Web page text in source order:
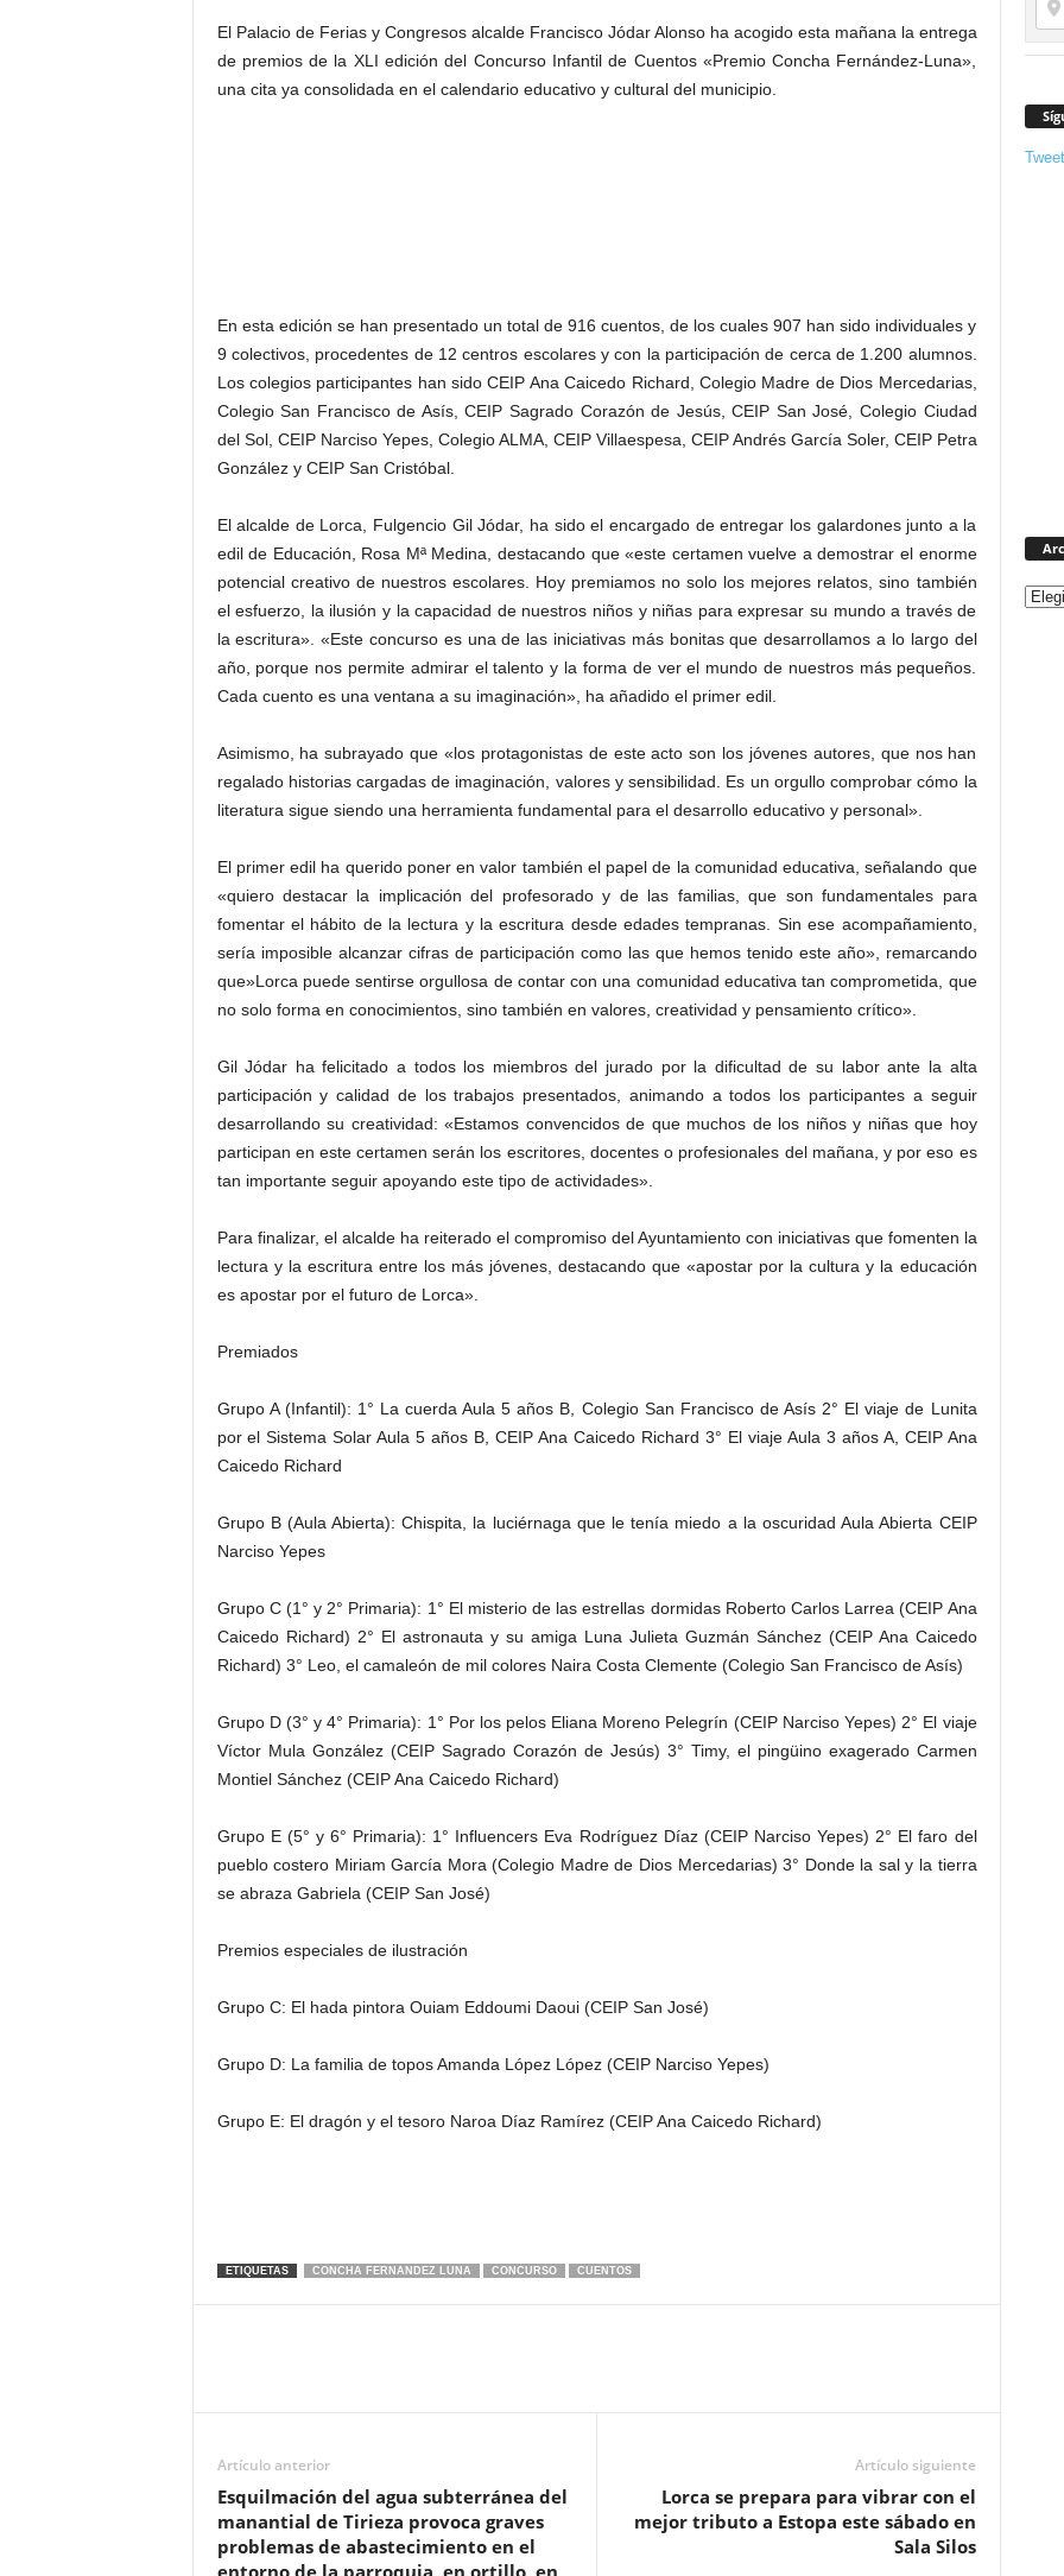
El Palacio de Ferias y Congresos alcalde Francisco Jódar Alonso ha acogido esta mañana la entrega
de premios de la XLI edición del Concurso Infantil de Cuentos «Premio Concha Fernández-Luna»,
una cita ya consolidada en el calendario educativo y cultural del municipio.
En esta edición se han presentado un total de 916 cuentos, de los cuales 907 han sido individuales y
9 colectivos, procedentes de 12 centros escolares y con la participación de cerca de 1.200 alumnos.
Los colegios participantes han sido CEIP Ana Caicedo Richard, Colegio Madre de Dios Mercedarias,
Colegio San Francisco de Asís, CEIP Sagrado Corazón de Jesús, CEIP San José, Colegio Ciudad
del Sol, CEIP Narciso Yepes, Colegio ALMA, CEIP Villaespesa, CEIP Andrés García Soler, CEIP Petra
González y CEIP San Cristóbal.
El alcalde de Lorca, Fulgencio Gil Jódar, ha sido el encargado de entregar los galardones junto a la
edil de Educación, Rosa Mª Medina, destacando que «este certamen vuelve a demostrar el enorme
potencial creativo de nuestros escolares. Hoy premiamos no solo los mejores relatos, sino también
el esfuerzo, la ilusión y la capacidad de nuestros niños y niñas para expresar su mundo a través de
la escritura». «Este concurso es una de las iniciativas más bonitas que desarrollamos a lo largo del
año, porque nos permite admirar el talento y la forma de ver el mundo de nuestros más pequeños.
Cada cuento es una ventana a su imaginación», ha añadido el primer edil.
Asimismo, ha subrayado que «los protagonistas de este acto son los jóvenes autores, que nos han
regalado historias cargadas de imaginación, valores y sensibilidad. Es un orgullo comprobar cómo la
literatura sigue siendo una herramienta fundamental para el desarrollo educativo y personal».
El primer edil ha querido poner en valor también el papel de la comunidad educativa, señalando que
«quiero destacar la implicación del profesorado y de las familias, que son fundamentales para
fomentar el hábito de la lectura y la escritura desde edades tempranas. Sin ese acompañamiento,
sería imposible alcanzar cifras de participación como las que hemos tenido este año», remarcando
que»Lorca puede sentirse orgullosa de contar con una comunidad educativa tan comprometida, que
no solo forma en conocimientos, sino también en valores, creatividad y pensamiento crítico».
Gil Jódar ha felicitado a todos los miembros del jurado por la dificultad de su labor ante la alta
participación y calidad de los trabajos presentados, animando a todos los participantes a seguir
desarrollando su creatividad: «Estamos convencidos de que muchos de los niños y niñas que hoy
participan en este certamen serán los escritores, docentes o profesionales del mañana, y por eso es
tan importante seguir apoyando este tipo de actividades».
Para finalizar, el alcalde ha reiterado el compromiso del Ayuntamiento con iniciativas que fomenten la
lectura y la escritura entre los más jóvenes, destacando que «apostar por la cultura y la educación
es apostar por el futuro de Lorca».
Premiados
Grupo A (Infantil): 1° La cuerda Aula 5 años B, Colegio San Francisco de Asís 2° El viaje de Lunita
por el Sistema Solar Aula 5 años B, CEIP Ana Caicedo Richard 3° El viaje Aula 3 años A, CEIP Ana
Caicedo Richard
Grupo B (Aula Abierta): Chispita, la luciérnaga que le tenía miedo a la oscuridad Aula Abierta CEIP
Narciso Yepes
Grupo C (1° y 2° Primaria): 1° El misterio de las estrellas dormidas Roberto Carlos Larrea (CEIP Ana
Caicedo Richard) 2° El astronauta y su amiga Luna Julieta Guzmán Sánchez (CEIP Ana Caicedo
Richard) 3° Leo, el camaleón de mil colores Naira Costa Clemente (Colegio San Francisco de Asís)
Grupo D (3° y 4° Primaria): 1° Por los pelos Eliana Moreno Pelegrín (CEIP Narciso Yepes) 2° El viaje
Víctor Mula González (CEIP Sagrado Corazón de Jesús) 3° Timy, el pingüino exagerado Carmen
Montiel Sánchez (CEIP Ana Caicedo Richard)
Grupo E (5° y 6° Primaria): 1° Influencers Eva Rodríguez Díaz (CEIP Narciso Yepes) 2° El faro del
pueblo costero Miriam García Mora (Colegio Madre de Dios Mercedarias) 3° Donde la sal y la tierra
se abraza Gabriela (CEIP San José)
Premios especiales de ilustración
Grupo C: El hada pintora Ouiam Eddoumi Daoui (CEIP San José)
Grupo D: La familia de topos Amanda López López (CEIP Narciso Yepes)
Grupo E: El dragón y el tesoro Naroa Díaz Ramírez (CEIP Ana Caicedo Richard)
ETIQUETAS CONCHA FERNANDEZ LUNA CONCURSO CUENTOS
Artículo anterior
Esquilmación del agua subterránea del
manantial de Tirieza provoca graves
problemas de abastecimiento en el
entorno de la parroquia, en ortillo, en
Artículo siguiente
Lorca se prepara para vibrar con el
mejor tributo a Estopa este sábado en
Sala Silos